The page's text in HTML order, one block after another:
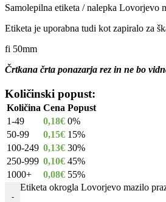
Samolepilna etiketa / nalepka Lovorjevo
Etiketa je uporabna tudi kot zapiralo za
fi 50mm
Črtkana črta ponazarja rez in ne bo
Količinski popust:
Količina Cena Popust
1-49
0,18€ 0%
50-99
0,15€ 15%
100-249 0,13€ 30%
250-999 0,10€ 45%
1000+
0,08€ 55%
-
Etiketa okrogla Lovorjevo mazilo